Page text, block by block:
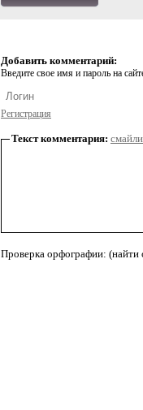
Добавить комментарий:
Введите свое имя и пароль на
Регистрация
Текст комментария:
Проверка орфографии: